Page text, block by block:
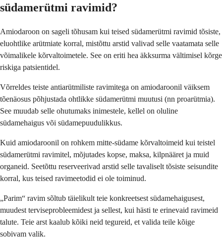
südamerütmi ravimid?
Amiodaroon on sageli tõhusam kui teised südamerütmi ravimid tõsiste,
eluohtlike arütmiate korral, mistõttu arstid valivad selle vaatamata selle
võimalikele kõrvaltoimetele. See on eriti hea äkksurma vältimisel kõrge
riskiga patsientidel.
Võrreldes teiste antiarütmiliste ravimitega on amiodaroonil väiksem
tõenäosus põhjustada ohtlikke südamerütmi muutusi (nn proarütmia).
See muudab selle ohutumaks inimestele, kellel on oluline
südamehaigus või südamepuudulikkus.
Kuid amiodaroonil on rohkem mitte-südame kõrvaltoimeid kui teistel
südamerütmi ravimitel, mõjutades kopse, maksa, kilpnääret ja muid
organeid. Seetõttu reserveerivad arstid selle tavaliselt tõsiste seisundite
korral, kus teised ravimeetodid ei ole toiminud.
„Parim“ ravim sõltub täielikult teie konkreetsest südamehaigusest,
muudest terviseprobleemidest ja sellest, kui hästi te erinevaid ravimeid
talute. Teie arst kaalub kõiki neid tegureid, et valida teile kõige
sobivam valik.